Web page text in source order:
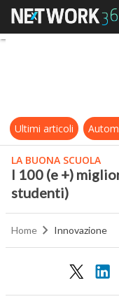
Ultimi articoli
LA BUONA SCUOLA
I 100 (e +)
studenti)
Home Innovazione